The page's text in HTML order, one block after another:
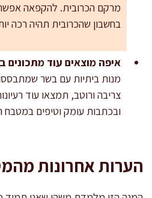
מרקם הכרובית. להקפאה
בחשבון שהכרובית תהיה רכה
איפה מוצאים עוד מתכונים
מנות ביתיות עם בשר
צריבה ורוטב, תמצאו עוד
ובכתבות עומק וטיפים במטבח
הערות אחרונות